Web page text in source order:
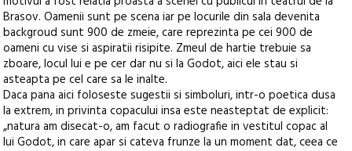
Brasov. Oamenii sunt pe scena iar pe locurile din sala devenita
backgroud sunt 900 de zmeie, care reprezinta pe cei 900 de
oameni cu vise si aspiratii risipite. Zmeul de hartie trebuie sa
zboare, locul lui e pe cer dar nu si la Godot, aici ele stau si
asteapta pe cel care sa le inalte.
Daca pana aici foloseste sugestii si simboluri, intr-o poetica dusa
la extrem, in privinta copacului insa este neasteptat de explicit:
„natura am disecat-o, am facut o radiografie in vestitul copac al
lui Godot, in care apar si cateva frunze la un moment dat, ceea ce